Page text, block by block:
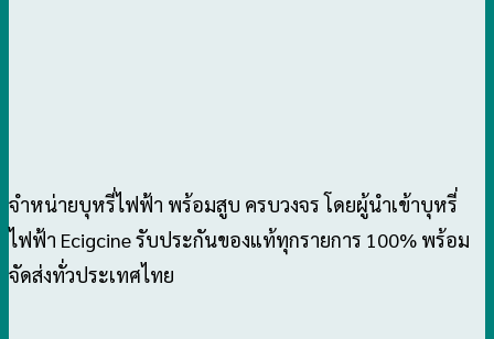
จำหน่ายบุหรี่ไฟฟ้า พร้อมสูบ ครบวงจร โดยผู้นำเข้าบุหรี่
ไฟฟ้า Ecigcine รับประกันของแท้ทุกรายการ 100% พร้อม
จัดส่งทั่วประเทศไทย